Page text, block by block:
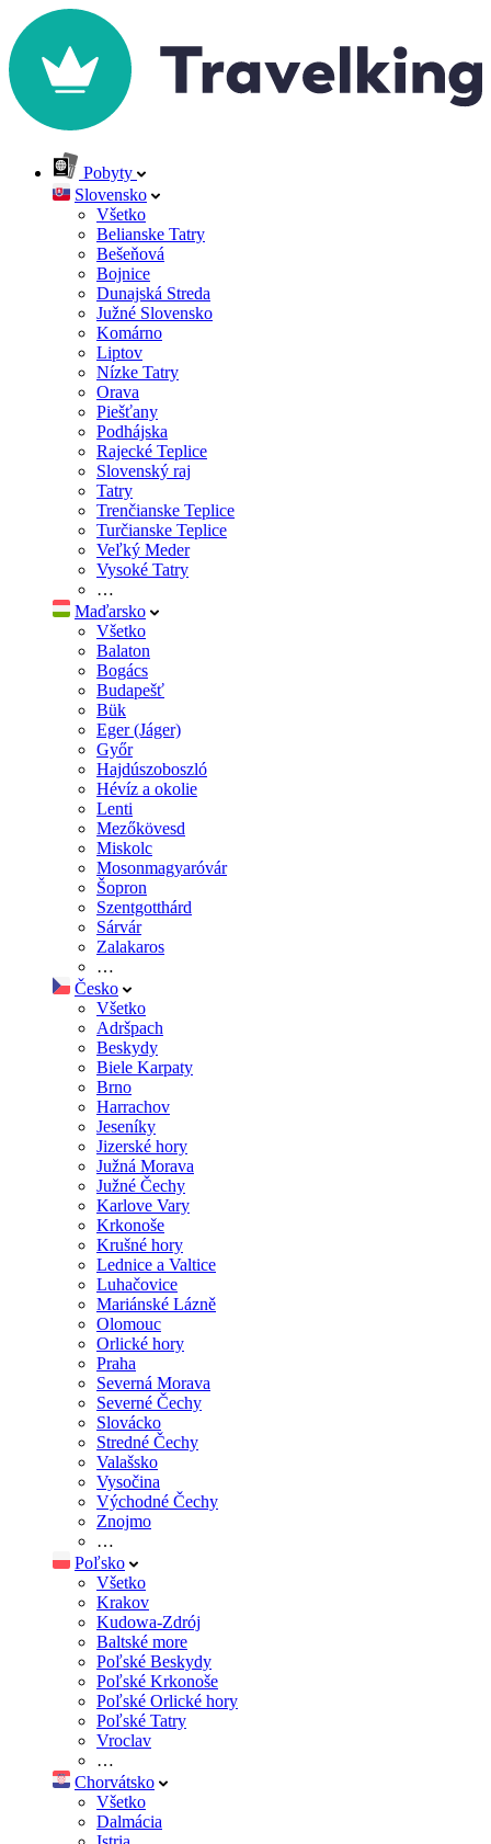
Pobyty
Slovensko
Všetko
Belianske Tatry
Bešeňová
Bojnice
Dunajská Streda
Južné Slovensko
Komárno
Liptov
Nízke Tatry
Orava
Piešťany
Podhájska
Rajecké Teplice
Slovenský raj
Tatry
Trenčianske Teplice
Turčianske Teplice
Veľký Meder
Vysoké Tatry
…
Maďarsko
Všetko
Balaton
Bogács
Budapešť
Bük
Eger (Jáger)
Győr
Hajdúszoboszló
Hévíz a okolie
Lenti
Mezőkövesd
Miskolc
Mosonmagyaróvár
Šopron
Szentgotthárd
Sárvár
Zalakaros
…
Česko
Všetko
Adršpach
Beskydy
Biele Karpaty
Brno
Harrachov
Jeseníky
Jizerské hory
Južná Morava
Južné Čechy
Karlove Vary
Krkonoše
Krušné hory
Lednice a Valtice
Luhačovice
Mariánské Lázně
Olomouc
Orlické hory
Praha
Severná Morava
Severné Čechy
Slovácko
Stredné Čechy
Valašsko
Vysočina
Východné Čechy
Znojmo
…
Poľsko
Všetko
Krakov
Kudowa-Zdrój
Baltské more
Poľské Beskydy
Poľské Krkonoše
Poľské Orlické hory
Poľské Tatry
Vroclav
…
Chorvátsko
Všetko
Dalmácia